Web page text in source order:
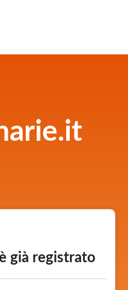
già registrato